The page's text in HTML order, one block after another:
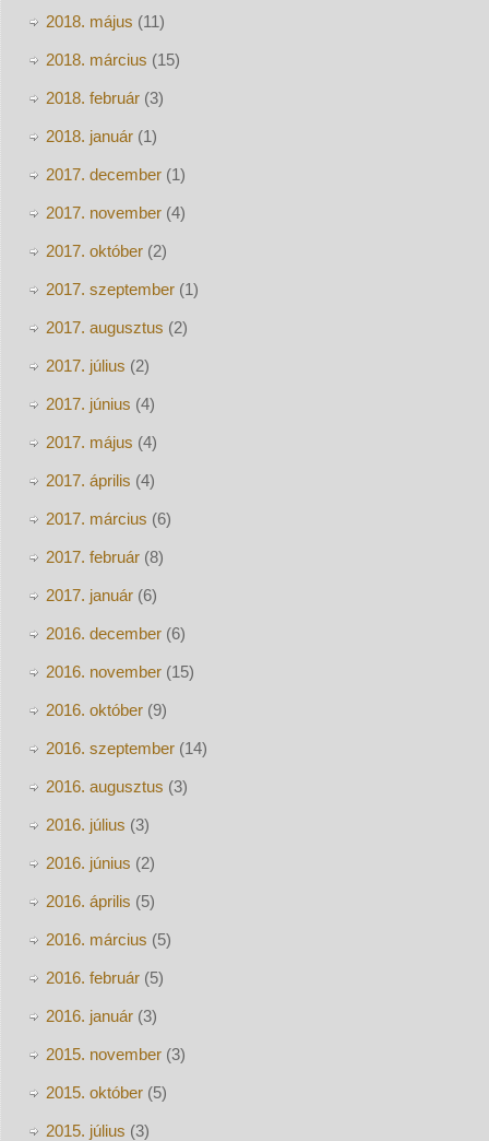
2018. május (11)
2018. március (15)
2018. február(3)
2018. január(1)
2017. december(1)
2017. november(4)
2017. október(2)
2017. szeptember(1)
2017. augusztus (2)
2017. július (2)
2017. június (4)
2017. május (4)
2017. április (4)
2017. március (6)
2017. február(8)
2017. január(6)
2016. december(6)
2016. november(15)
2016. október(9)
2016. szeptember(14)
2016. augusztus (3)
2016. július (3)
2016. június (2)
2016. április (5)
2016. március (5)
2016. február(5)
2016. január(3)
2015. november(3)
2015. október(5)
2015. július (3)